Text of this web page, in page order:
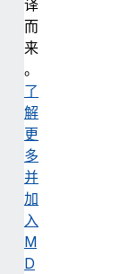
译
而
来
。
了
解
更
多
并
加
入
M
D